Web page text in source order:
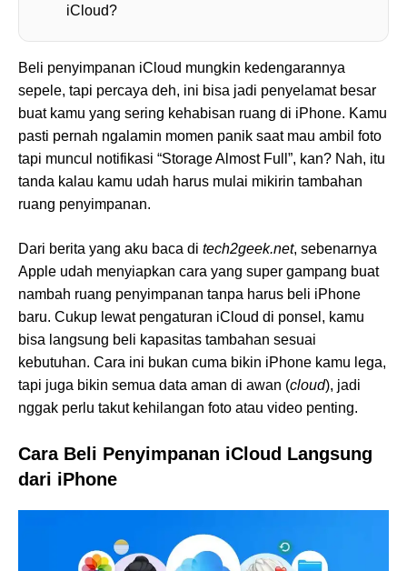
iCloud?
Beli penyimpanan iCloud mungkin kedengarannya
sepele, tapi percaya deh, ini bisa jadi penyelamat besar
buat kamu yang sering kehabisan ruang di iPhone. Kamu
pasti pernah ngalamin momen panik saat mau ambil foto
tapi muncul notifikasi “Storage Almost Full”, kan? Nah, itu
tanda kalau kamu udah harus mulai mikirin tambahan
ruang penyimpanan.
Dari berita yang aku baca di tech2geek.net, sebenarnya
Apple udah menyiapkan cara yang super gampang buat
nambah ruang penyimpanan tanpa harus beli iPhone
baru. Cukup lewat pengaturan iCloud di ponsel, kamu
bisa langsung beli kapasitas tambahan sesuai
kebutuhan. Cara ini bukan cuma bikin iPhone kamu lega,
tapi juga bikin semua data aman di awan (cloud), jadi
nggak perlu takut kehilangan foto atau video penting.
Cara Beli Penyimpanan iCloud Langsung
dari iPhone